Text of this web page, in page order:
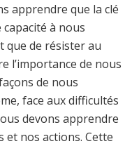
apprendre que la clé
à nous
que de résister au
l’importance de nous
de nous
face aux difficultés
devons apprendre
et nos actions. Cette